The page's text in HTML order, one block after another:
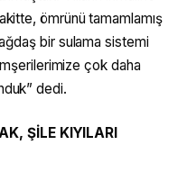
ömrünü tamamlamış
bir sulama sistemi
çok daha
dedi.
ŞİLE KIYILARI